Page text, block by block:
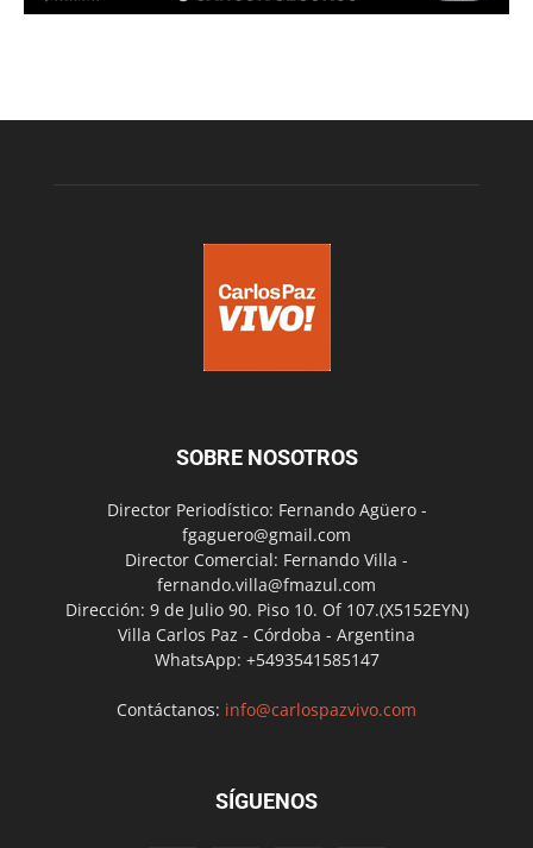
SOBRE NOSOTROS
Director Periodístico: Fernando Agüero -
fgaguero@gmail.com
Director Comercial: Fernando Villa -
fernando.villa@fmazul.com
Dirección: 9 de Julio 90. Piso 10. Of 107.(X5152EYN)
Villa Carlos Paz - Córdoba - Argentina
WhatsApp: +5493541585147
Contáctanos: info@carlospazvivo.com
SÍGUENOS